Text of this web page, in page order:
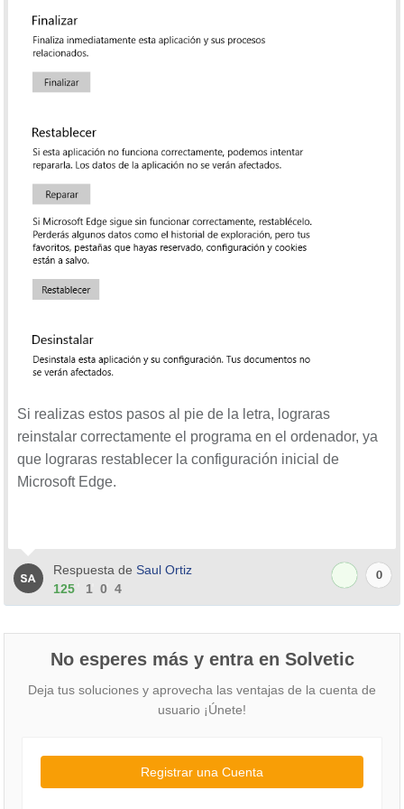
Si realizas estos pasos al pie de la letra, lograras
reinstalar correctamente el programa en el ordenador, ya
que lograras restablecer la configuración inicial de
Microsoft Edge.
Respuesta de Saul Ortiz
125
1 0 4
0
No esperes más y entra en Solvetic
Deja tus soluciones y aprovecha las ventajas de la cuenta de
usuario ¡Únete!
Registrar una Cuenta